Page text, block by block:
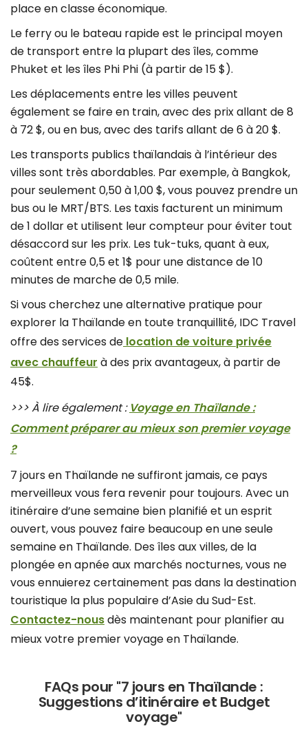
place en classe économique.
Le ferry ou le bateau rapide est le principal moyen
de transport entre la plupart des îles, comme
Phuket et les îles Phi Phi (à partir de 15 $).
Les déplacements entre les villes peuvent
également se faire en train, avec des prix allant de 8
à 72 $, ou en bus, avec des tarifs allant de 6 à 20 $.
Les transports publics thaïlandais à l’intérieur des
villes sont très abordables. Par exemple, à Bangkok,
pour seulement 0,50 à 1,00 $, vous pouvez prendre un
bus ou le MRT/BTS. Les taxis facturent un minimum
de 1 dollar et utilisent leur compteur pour éviter tout
désaccord sur les prix. Les tuk-tuks, quant à eux,
coûtent entre 0,5 et 1$ pour une distance de 10
minutes de marche de 0,5 mile.
Si vous cherchez une alternative pratique pour
explorer la Thaïlande en toute tranquillité, IDC Travel
offre des services de location de voiture privée
avec chauffeur à des prix avantageux, à partir de
45$.
>>> À lire également : Voyage en Thaïlande :
Comment préparer au mieux son premier voyage
?
7 jours en Thaïlande ne suffiront jamais, ce pays
merveilleux vous fera revenir pour toujours. Avec un
itinéraire d’une semaine bien planifié et un esprit
ouvert, vous pouvez faire beaucoup en une seule
semaine en Thaïlande. Des îles aux villes, de la
plongée en apnée aux marchés nocturnes, vous ne
vous ennuierez certainement pas dans la destination
touristique la plus populaire d’Asie du Sud-Est.
Contactez-nousdès maintenant pour planifier au
mieux votre premier voyage en Thaïlande.
FAQs pour "7 jours en Thaïlande :
Suggestions d’itinéraire et Budget
voyage"